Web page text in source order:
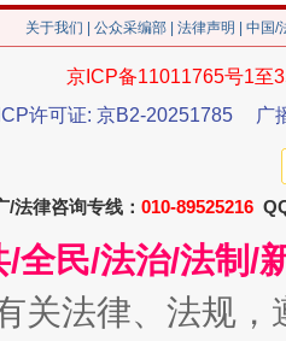
关于我们 公众采编部 法律声明 | 中国
京ICP备11011765号1至
ICP许可证: 京B2-20251785
广
/法律咨询专线： 010-89525216
全民/法治/法制/
关法律、法规